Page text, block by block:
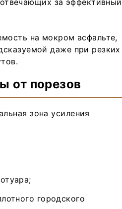
на мокром асфальте,
даже при резких
от порезов
зона усиления
городского